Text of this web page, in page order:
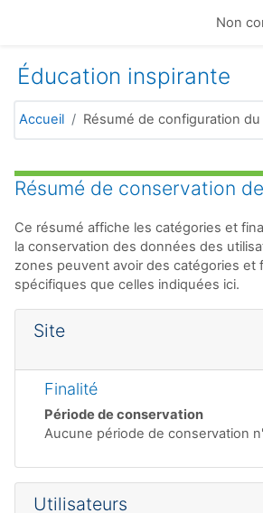
Non
Éducation inspirante
Accueil Résumé de configuration
Résumé de conservation
Ce résumé affiche les catégories et
la conservation des données des
zones peuvent avoir des catégories et
spécifiques que celles indiquées ici.
Site
Finalité
Période de conservation
Aucune période de conservation
Utilisateurs